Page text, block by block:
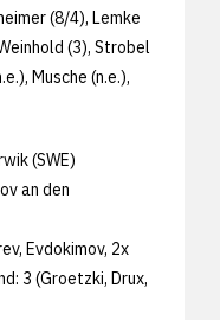
(8/4), Lemke
(3), Strobel
Musche (n.e.),
(SWE)
an den
Evdokimov, 2x
3 (Groetzki, Drux,